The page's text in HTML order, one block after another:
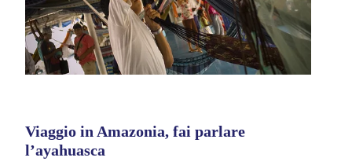
Viaggio in Amazonia, fai parlare
l’ayahuasca